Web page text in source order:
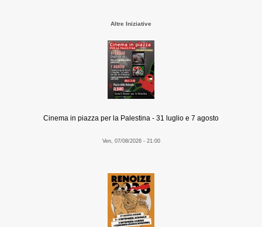
Altre Iniziative
Cinema in piazza per la Palestina - 31 luglio e 7 agosto
Ven, 07/08/2026 - 21:00